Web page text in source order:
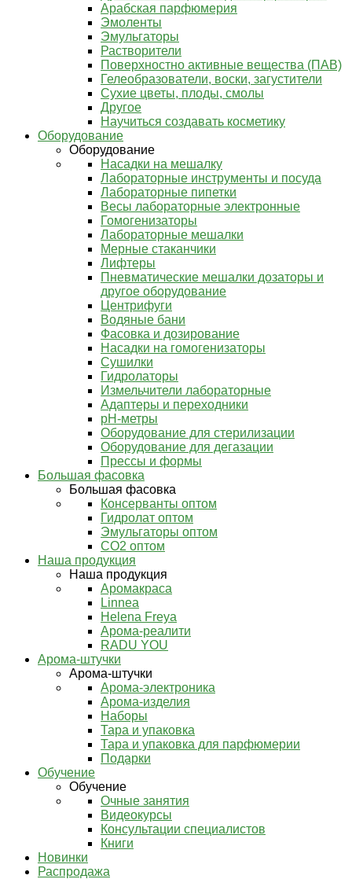
Арабская парфюмерия
Эмоленты
Эмульгаторы
Растворители
Поверхностно активные вещества (ПАВ)
Гелеобразователи, воски, загустители
Сухие цветы, плоды, смолы
Другое
Научиться создавать косметику
Оборудование
Оборудование
Насадки на мешалку
Лабораторные инструменты и посуда
Лабораторные пипетки
Весы лабораторные электронные
Гомогенизаторы
Лабораторные мешалки
Мерные стаканчики
Лифтеры
Пневматические мешалки дозаторы и
другое оборудование
Центрифуги
Водяные бани
Фасовка и дозирование
Насадки на гомогенизаторы
Сушилки
Гидролаторы
Измельчители лабораторные
Адаптеры и переходники
pH-метры
Оборудование для стерилизации
Оборудование для дегазации
Прессы и формы
Большая фасовка
Большая фасовка
Консерванты оптом
Гидролат оптом
Эмульгаторы оптом
СО2 оптом
Наша продукция
Наша продукция
Аромакраса
Linnea
Helena Freya
Арома-реалити
RADU YOU
Арома-штучки
Арома-штучки
Арома-электроника
Арома-изделия
Наборы
Тара и упаковка
Тара и упаковка для парфюмерии
Подарки
Обучение
Обучение
Очные занятия
Видеокурсы
Консультации специалистов
Книги
Новинки
Распродажа